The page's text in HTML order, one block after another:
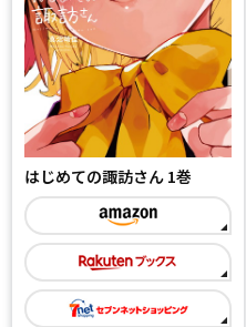
はじめての諏訪さん 1巻